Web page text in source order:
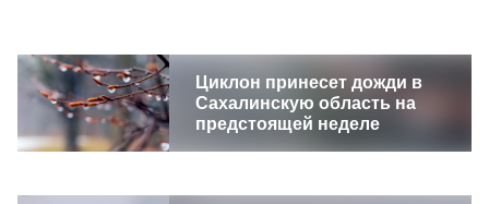
Циклон принесет дожди в
Сахалинскую область на
предстоящей неделе